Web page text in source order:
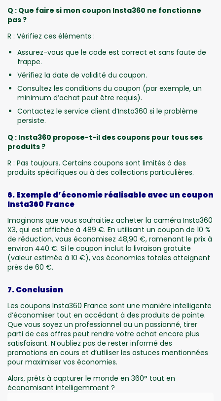
Q : Que faire si mon coupon Insta360 ne fonctionne
pas ?
R : Vérifiez ces éléments :
Assurez-vous que le code est correct et sans faute de
frappe.
Vérifiez la date de validité du coupon.
Consultez les conditions du coupon (par exemple, un
minimum d’achat peut être requis).
Contactez le service client d’Insta360 si le problème
persiste.
Q : Insta360 propose-t-il des coupons pour tous ses
produits ?
R : Pas toujours. Certains coupons sont limités à des
produits spécifiques ou à des collections particulières.
6. Exemple d’économie réalisable avec un coupon
Insta360 France
Imaginons que vous souhaitiez acheter la caméra Insta360
X3, qui est affichée à 489 €. En utilisant un coupon de 10 %
de réduction, vous économisez 48,90 €, ramenant le prix à
environ 440 €. Si le coupon inclut la livraison gratuite
(valeur estimée à 10 €), vos économies totales atteignent
près de 60 €.
7. Conclusion
Les coupons Insta360 France sont une manière intelligente
d’économiser tout en accédant à des produits de pointe.
Que vous soyez un professionnel ou un passionné, tirer
parti de ces offres peut rendre votre achat encore plus
satisfaisant. N’oubliez pas de rester informé des
promotions en cours et d’utiliser les astuces mentionnées
pour maximiser vos économies.
Alors, prêts à capturer le monde en 360° tout en
économisant intelligemment ?